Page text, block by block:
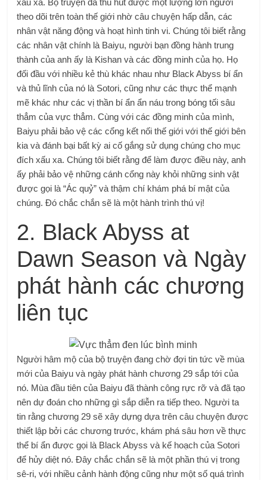
xấu xa. Bộ truyện đã thu hút được một lượng lớn người
theo dõi trên toàn thế giới nhờ câu chuyện hấp dẫn, các
nhân vật năng động và hoạt hình tinh vi. Chúng tôi biết rằng
các nhân vật chính là Baiyu, người bạn đồng hành trung
thành của anh ấy là Kishan và các đồng minh của họ. Họ
đối đầu với nhiều kẻ thù khác nhau như Black Abyss bí ẩn
và thủ lĩnh của nó là Sotori, cũng như các thực thể mạnh
mẽ khác như các vị thần bí ẩn ẩn náu trong bóng tối sâu
thẳm của vực thẳm. Cùng với các đồng minh của mình,
Baiyu phải bảo vệ các cổng kết nối thế giới với thế giới bên
kia và đánh bại bất kỳ ai cố gắng sử dụng chúng cho mục
đích xấu xa. Chúng tôi biết rằng để làm được điều này, anh
ấy phải bảo vệ những cánh cổng này khỏi những sinh vật
được gọi là “Ác quỷ” và thậm chí khám phá bí mật của
chúng. Đó chắc chắn sẽ là một hành trình thú vị!
2. Black Abyss at
Dawn Season và Ngày
phát hành các chương
liên tục
Người hâm mộ của bộ truyện đang chờ đợi tin tức về mùa
mới của Baiyu và ngày phát hành chương 29 sắp tới của
nó. Mùa đầu tiên của Baiyu đã thành công rực rỡ và đã tạo
nên dự đoán cho những gì sắp diễn ra tiếp theo. Người ta
tin rằng chương 29 sẽ xây dựng dựa trên câu chuyện được
thiết lập bởi các chương trước, khám phá sâu hơn về thực
thể bí ẩn được gọi là Black Abyss và kế hoạch của Sotori
để hủy diệt nó. Đây chắc chắn sẽ là một phần thú vị trong
sê-ri, với nhiều cảnh hành động cũng như một số quá trình